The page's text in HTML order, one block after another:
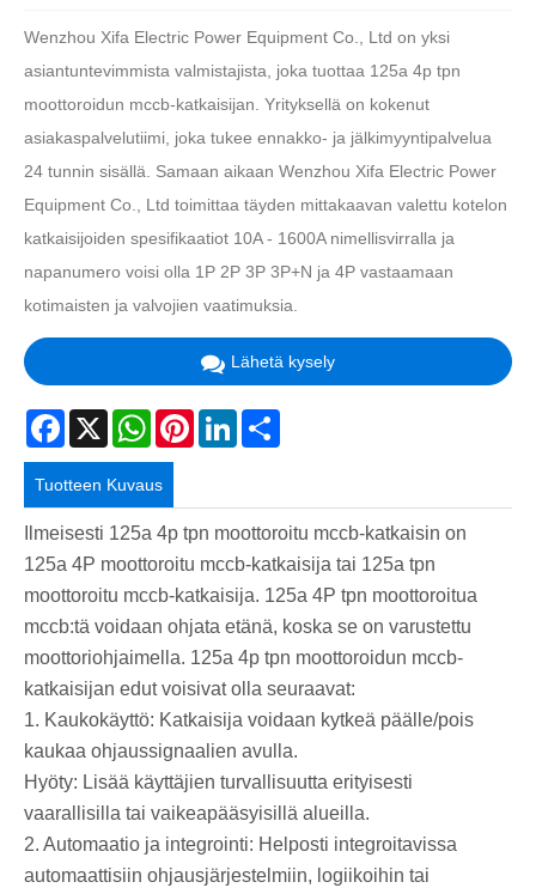
Wenzhou Xifa Electric Power Equipment Co., Ltd on yksi
asiantuntevimmista valmistajista, joka tuottaa 125a 4p tpn
moottoroidun mccb-katkaisijan. Yrityksellä on kokenut
asiakaspalvelutiimi, joka tukee ennakko- ja jälkimyyntipalvelua
24 tunnin sisällä. Samaan aikaan Wenzhou Xifa Electric Power
Equipment Co., Ltd toimittaa täyden mittakaavan valettu kotelon
katkaisijoiden spesifikaatiot 10A - 1600A nimellisvirralla ja
napanumero voisi olla 1P 2P 3P 3P+N ja 4P vastaamaan
kotimaisten ja valvojien vaatimuksia.
Lähetä kysely
Facebook
X WhatsAppPinterestLinkedIn
Tuotteen Kuvaus
Ilmeisesti 125a 4p tpn moottoroitu mccb-katkaisin on
125a 4P moottoroitu mccb-katkaisija tai 125a tpn
moottoroitu mccb-katkaisija. 125a 4P tpn moottoroitua
mccb:tä voidaan ohjata etänä, koska se on varustettu
moottoriohjaimella. 125a 4p tpn moottoroidun mccb-
katkaisijan edut voisivat olla seuraavat:
1. Kaukokäyttö: Katkaisija voidaan kytkeä päälle/pois
kaukaa ohjaussignaalien avulla.
Hyöty: Lisää käyttäjien turvallisuutta erityisesti
vaarallisilla tai vaikeapääsyisillä alueilla.
2. Automaatio ja integrointi: Helposti integroitavissa
automaattisiin ohjausjärjestelmiin, logiikoihin tai